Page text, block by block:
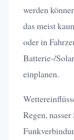
werden
das meist
oder in
Batterie-/
einplanen.
Regen,